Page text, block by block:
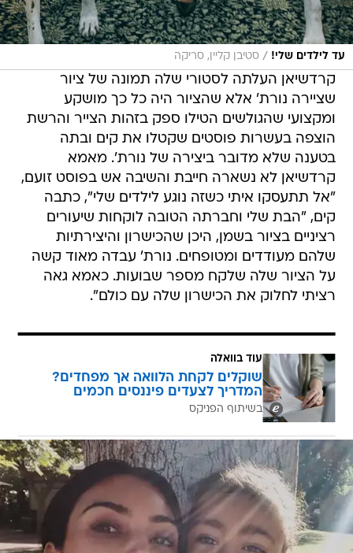
עד לילדים שלי! / סטיבן קליין, סריקה
קרדשיאן העלתה לסטורי שלה תמונה של ציור
שציירה נורת' אלא שהציור היה כל כך מושקע
ומקצועי שהגולשים הטילו ספק בזהות הצייר והרשת
הוצפה בעשרות פוסטים שקטלו את קים ובתה
בטענה שלא מדובר ביצירה של נורת'. מאמא
קרדשיאן לא נשארה חייבת והשיבה אש בפוסט זועם,
"אל תתעסקו איתי כשזה נוגע לילדים שלי", כתבה
קים, "הבת שלי וחברתה הטובה לוקחות שיעורים
רציניים בציור בשמן, היכן שהכישרון והיצירתיות
שלהם מעודדים ומטופחים. נורת' עבדה מאוד קשה
על הציור שלה שלקח מספר שבועות. כאמא גאה
רציתי לחלוק את הכישרון שלה עם כולם".
עוד בוואלה
שוקלים לקחת הלוואה אך מפחדים?
המדריך לצעדים פיננסים חכמים
בשיתוף הפניקס